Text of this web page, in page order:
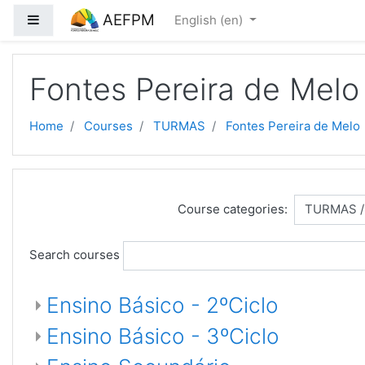
Skip to main content
Side panel AEFPM English ‎(en)‎
Fontes Pereira de Melo
Home Courses TURMAS Fontes Pereira de Melo
Course categories:
Search courses
Ensino Básico - 2ºCiclo
Ensino Básico - 3ºCiclo